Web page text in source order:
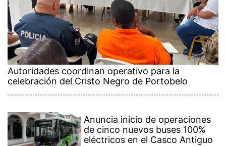
Autoridades coordinan operativo para la
celebración del Cristo Negro de Portobelo
Anuncia inicio de operaciones
de cinco nuevos buses 100%
eléctricos en el Casco Antiguo